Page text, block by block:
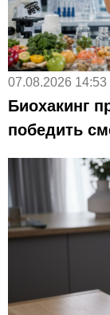
07.08.2026 14:53
Биохакинг
победить